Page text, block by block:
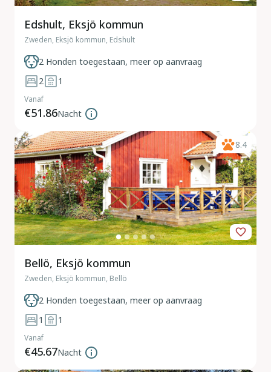
Edshult, Eksjö kommun
Zweden, Eksjö kommun, Edshult
2 Honden toegestaan, meer op aanvraag
2
1
Vanaf
€51.86Nacht
8.4
Bellö, Eksjö kommun
Zweden, Eksjö kommun, Bellö
2 Honden toegestaan, meer op aanvraag
1
1
Vanaf
€45.67Nacht